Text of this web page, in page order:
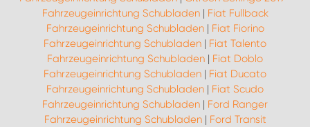
Fahrzeugeinrichtung Schubladen| Fiat Fullback
Fahrzeugeinrichtung Schubladen| Fiat Fiorino
Fahrzeugeinrichtung Schubladen | Fiat Talento
Fahrzeugeinrichtung Schubladen | Fiat Doblo
Fahrzeugeinrichtung Schubladen | Fiat Ducato
Fahrzeugeinrichtung Schubladen | Fiat Scudo
Fahrzeugeinrichtung Schubladen | Ford Ranger
Fahrzeugeinrichtung Schubladen| Ford Transit